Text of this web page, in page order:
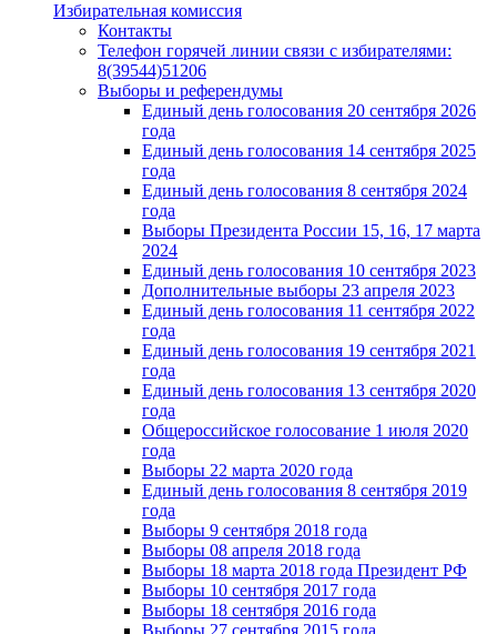
Избирательная комиссия
Контакты
Телефон горячей линии связи с избирателями:
8(39544)51206
Выборы и референдумы
Единый день голосования 20 сентября 2026
года
Единый день голосования 14 сентября 2025
года
Единый день голосования 8 сентября 2024
года
Выборы Президента России 15, 16, 17 марта
2024
Единый день голосования 10 сентября 2023
Дополнительные выборы 23 апреля 2023
Единый день голосования 11 сентября 2022
года
Единый день голосования 19 сентября 2021
года
Единый день голосования 13 сентября 2020
года
Общероссийское голосование 1 июля 2020
года
Выборы 22 марта 2020 года
Единый день голосования 8 сентября 2019
года
Выборы 9 сентября 2018 года
Выборы 08 апреля 2018 года
Выборы 18 марта 2018 года Президент РФ
Выборы 10 сентября 2017 года
Выборы 18 сентября 2016 года
Выборы 27 сентября 2015 года